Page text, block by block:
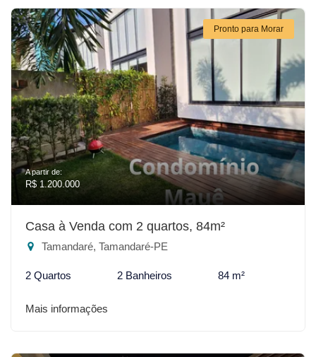
Pronto para Morar
A partir de:
R$ 1.200.000
Casa à Venda com 2 quartos, 84m²
Tamandaré, Tamandaré-PE
2 Quartos 2 Banheiros 84 m²
Mais informações